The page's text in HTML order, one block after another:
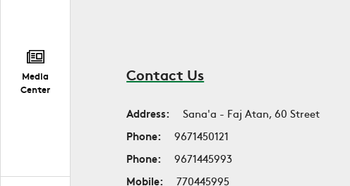
Media
Center
Contact Us
Address:
Sana'a - Faj Atan, 60 Street
Phone:
9671450121
Phone:
9671445993
Mobile:
770445995